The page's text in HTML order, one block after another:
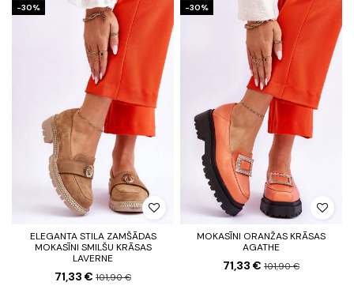
-30%
ELEGANTA STILA ZAMŠĀDAS
MOKASĪNI SMILŠU KRĀSAS
LAVERNE
71,33 € 101,90 €
-30%
MOKASĪNI ORANŽAS KRĀSAS
AGATHE
71,33 € 101,90 €